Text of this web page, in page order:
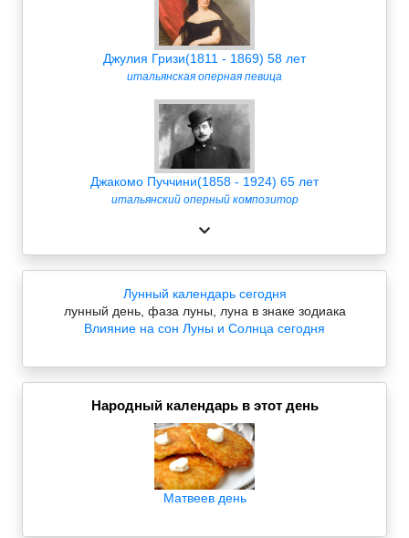
Джулия Гризи(1811 - 1869) 58 лет
итальянская оперная певица
Джакомо Пуччини(1858 - 1924) 65 лет
итальянский оперный композитор
Лунный календарь сегодня
лунный день, фаза луны, луна в знаке зодиака
Влияние на сон Луны и Солнца сегодня
Народный календарь в этот день
Матвеев день